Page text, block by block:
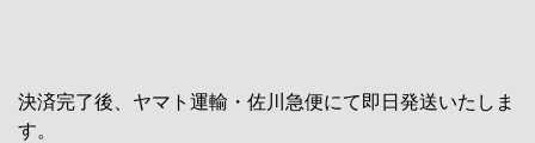
決済完了後、ヤマト運輸・佐川急便にて即日発送いたしま
す。